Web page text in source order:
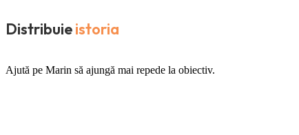
Distribuieistoria
Ajută pe Marin să ajungă mai repede la obiectiv.